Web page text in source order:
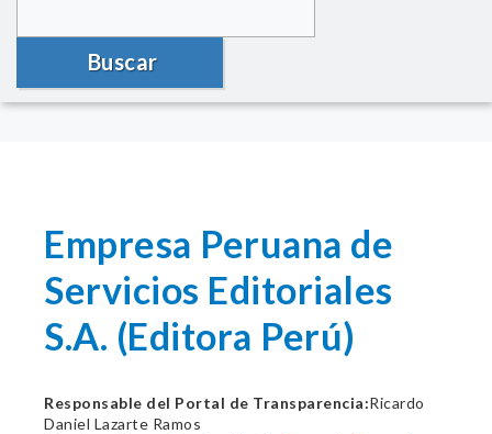
Buscar
Empresa Peruana de
Servicios Editoriales
S.A. (Editora Perú)
Responsable del Portal de Transparencia:Ricardo
Daniel Lazarte Ramos